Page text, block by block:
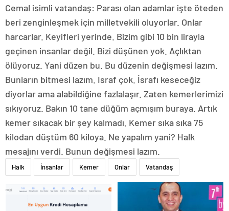
Cemal isimli vatandaş: Parası olan adamlar işte öteden
beri zenginleşmek için milletvekili oluyorlar. Onlar
harcarlar. Keyifleri yerinde. Bizim gibi 10 bin lirayla
geçinen insanlar değil. Bizi düşünen yok. Açlıktan
ölüyoruz. Yani düzen bu. Bu düzenin değişmesi lazım.
Bunların bitmesi lazım. Israf çok. İsrafı keseceğiz
diyorlar ama alabildiğine fazlalaşır. Zaten kemerlerimizi
sıkıyoruz. Bakın 10 tane düğüm açmışım buraya. Artık
kemer sıkacak bir şey kalmadı. Kemer sıka sıka 75
kilodan düştüm 60 kiloya. Ne yapalım yani? Halk
mesajını verdi. Bunun değişmesi lazım.
Halk İnsanlar Kemer Onlar Vatandaş